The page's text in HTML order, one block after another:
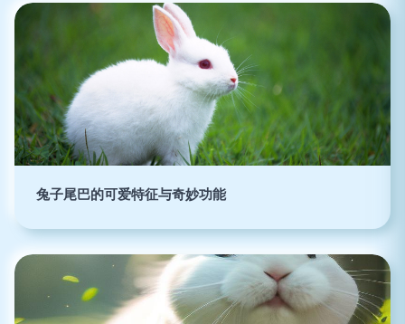
兔子尾巴的可爱特征与奇妙功能